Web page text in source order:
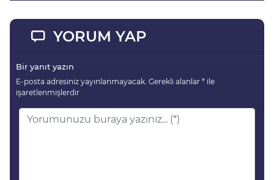
YORUM YAP
Bir yanıt yazın
E-posta adresiniz yayınlanmayacak. Gerekli alanlar * ile
işaretlenmişlerdir